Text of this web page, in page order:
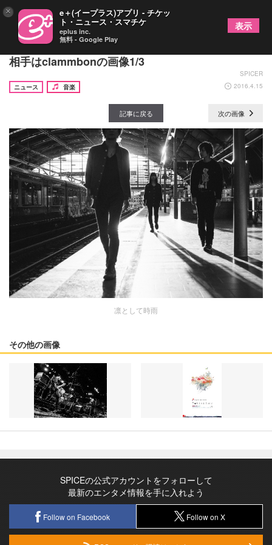
凛として時雨の自主企画『トキニ雨』福岡の対バン
相手はclammbonの画像1/3
SPICER
ニュース
音楽 2016.4.15
記事に戻る 次の画像
凛として時雨
その他の画像
SPICEの公式アカウントをフォローして
最新のエンタメ情報を手に入れよう
Follow on Facebook Follow on X
× e＋(イープラス)アプリ - チケッ
ト・ニュース・スマチケ
eplus inc.
無料 - Google Play
表示